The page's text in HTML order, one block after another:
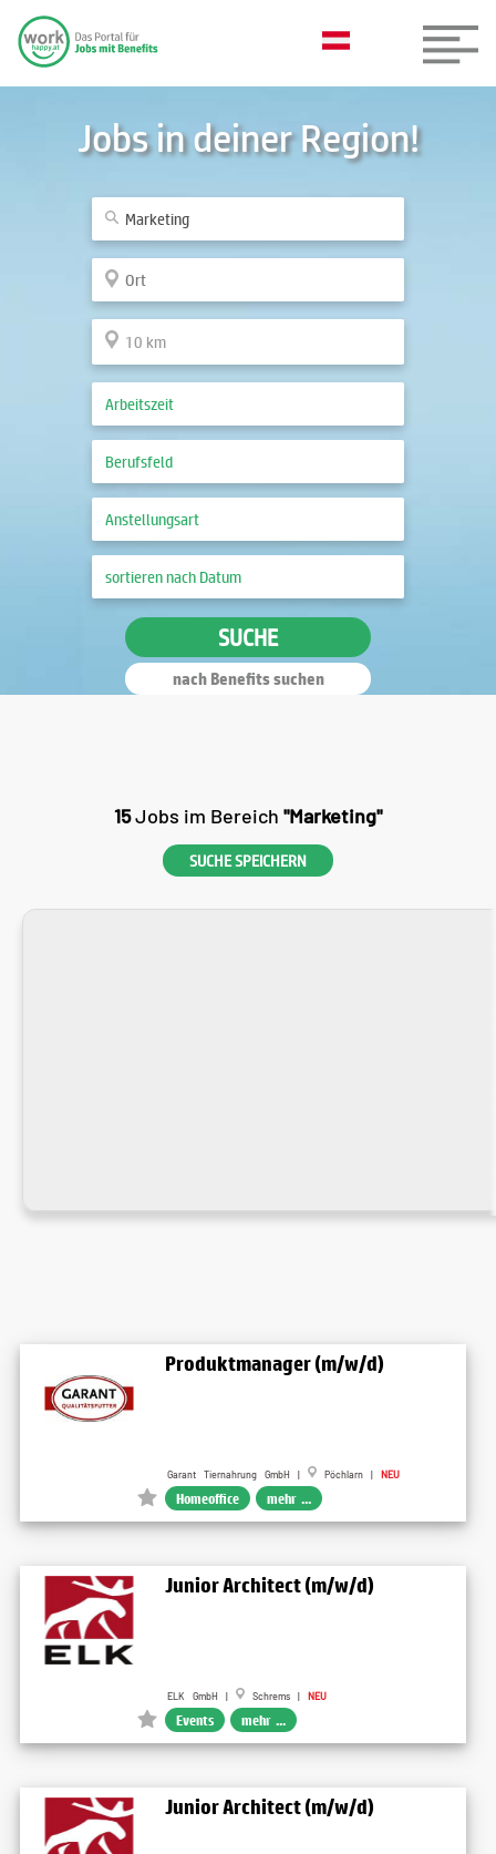
Jobs in deiner Region!
SUCHE
nach Benefits suchen
15Jobs im Bereich "Marketing"
SUCHE SPEICHERN
Produktmanager (m/w/d)
Garant Tiernahrung GmbH | Pöchlarn | NEU
Homeoffice mehr ...
Junior Architect (m/w/d)
ELK GmbH | Schrems | NEU
Events mehr ...
Junior Architect (m/w/d)